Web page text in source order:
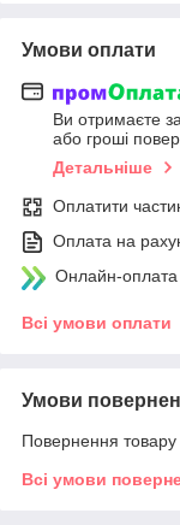
Умови оплати
Ви отримаєте
або гроші
Детальніше
Оплатити
Оплата на
Онлайн-
Всі умови оплати
Умови
Повернення товару
Всі умови